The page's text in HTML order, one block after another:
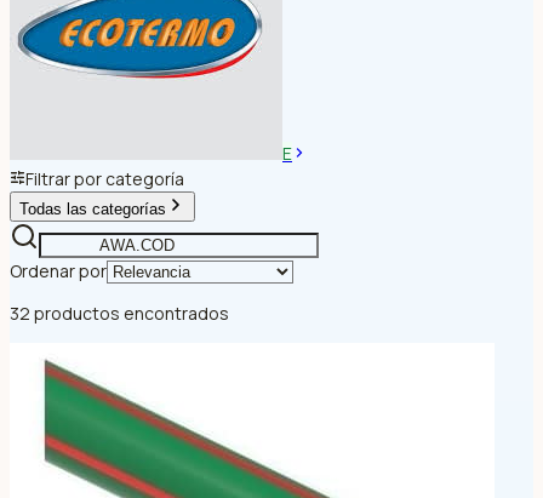
E
Filtrar por categoría
Todas las categorías
Ordenar por
32 productos encontrados